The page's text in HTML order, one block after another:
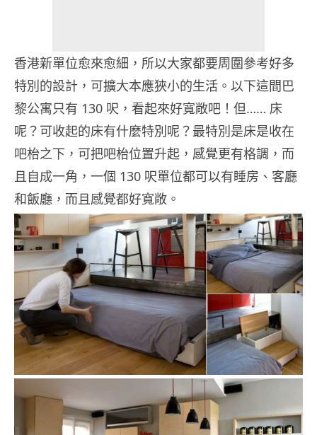
香港新單位愈來愈細，所以大家都要周圍參考好多
特別的設計，可擴大本應狹小的生活。以下這間巴
黎公寓只有 130 呎，看起來好寬敞吧！但…… 床
呢？可收起的床有什麼特別呢？最特別是床是收在
吧枱之下，可把吧枱位置升起，感覺更有格調，而
且自成一角，一個 130 呎單位都可以有睡房、客廳
和飯廳，而且感覺都好寬敞。